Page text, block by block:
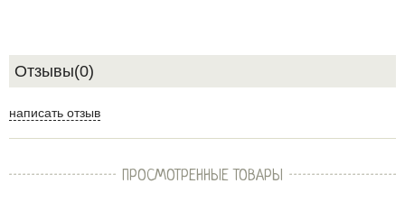
Отзывы(0)
написать отзыв
ПРОСМОТРЕННЫЕ ТОВАРЫ